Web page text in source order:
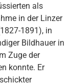
als
in der Linzer
1891), in
Bildhauer in
Zuge der
konnte. Er